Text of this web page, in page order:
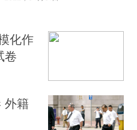
化作
卷
外籍